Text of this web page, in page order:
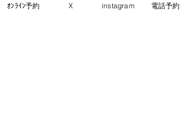
ｵﾝﾗｲﾝ予約 X instagram 電話予約